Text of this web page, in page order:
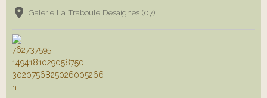
Galerie La Traboule Desaignes (07)